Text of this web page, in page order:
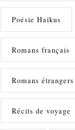
Poésie Haïkus
Romans français
Romans étrangers
Récits de voyage